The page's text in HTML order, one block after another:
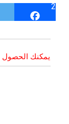
2
يمكنك الحصول